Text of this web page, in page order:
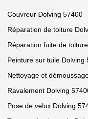
Couvreur Dolving 57400
Réparation de toiture
Réparation fuite de
Peinture sur tuile Dolving
Nettoyage et
Ravalement Dolving
Pose de velux Dolving